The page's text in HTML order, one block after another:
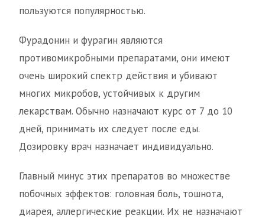
пользуются популярностью.
Фурадонин и фурагин являются
противомикробными препаратами, они имеют
очень широкий спектр действия и убивают
многих микробов, устойчивых к другим
лекарствам. Обычно назначают курс от 7 до 10
дней, принимать их следует после еды.
Дозировку врач назначает индивидуально.
Главный минус этих препаратов во множестве
побочных эффектов: головная боль, тошнота,
диарея, аллергические реакции. Их не назначают